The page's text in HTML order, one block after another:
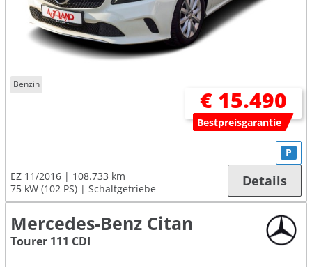
Benzin
€ 15.490
Bestpreisgarantie
EZ 11/2016
108.733 km
75 kW (102 PS)
Schaltgetriebe
P
Details
Mercedes-Benz Citan
Tourer 111 CDI